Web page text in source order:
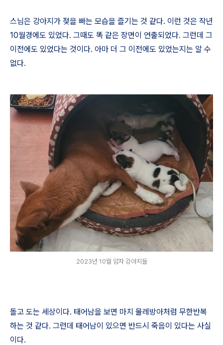
스님은 강아지가 젖을 빠는 모습을 즐기는 것 같다. 이런 것은 작년
10월경에도 있었다. 그때도 똑 같은 장면이 연출되었다. 그런데 그
이전에도 있었다는 것이다. 아마 더 그 이전에도 있었는지는 알 수
없다.
2023년 10월 암자 강아지들
돌고 도는 세상이다. 태어남을 보면 마치 물레방아처럼 무한반복
하는 것 같다. 그런데 태어남이 있으면 반드시 죽음이 있다는 사실
이다.